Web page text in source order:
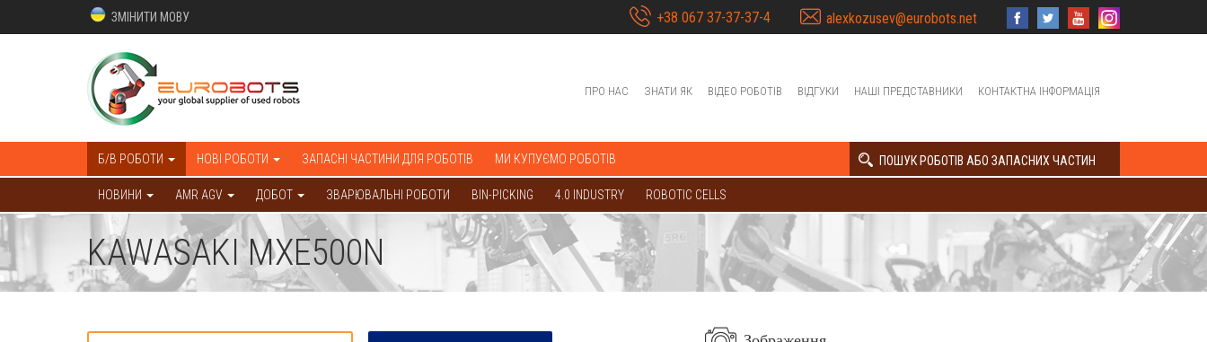
ЗМІНИТИ МОВУ +38 067 37-37-37-4 alexkozusev@eurobots.net
ПРО НАС ЗНАТИ ЯК ВІДЕО РОБОТІВ ВІДГУКИ НАШІ ПРЕДСТАВНИКИ КОНТАКТНА ІНФОРМАЦІЯ
Б/В РОБОТИ НОВІ РОБОТИ ЗАПАСНІ ЧАСТИНИ ДЛЯ РОБОТІВ МИ КУПУЄМО РОБОТІВ ПОШУК РОБОТІВ АБО ЗАПАСНИХ ЧАСТИН
НОВИНИ AMR AGV ДОБОТ ЗВАРЮВАЛЬНІ РОБОТИ BIN-PICKING 4.0 INDUSTRY ROBOTIC CELLS
KAWASAKI MXE500N